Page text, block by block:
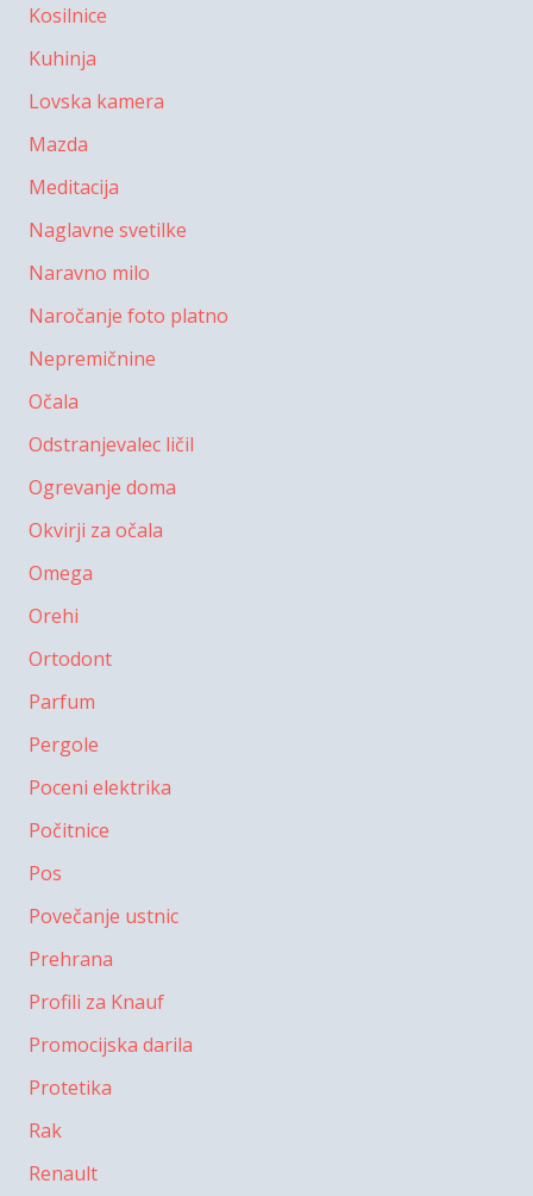
Kosilnice
Kuhinja
Lovska kamera
Mazda
Meditacija
Naglavne svetilke
Naravno milo
Naročanje foto platno
Nepremičnine
Očala
Odstranjevalec ličil
Ogrevanje doma
Okvirji za očala
Omega
Orehi
Ortodont
Parfum
Pergole
Poceni elektrika
Počitnice
Pos
Povečanje ustnic
Prehrana
Profili za Knauf
Promocijska darila
Protetika
Rak
Renault